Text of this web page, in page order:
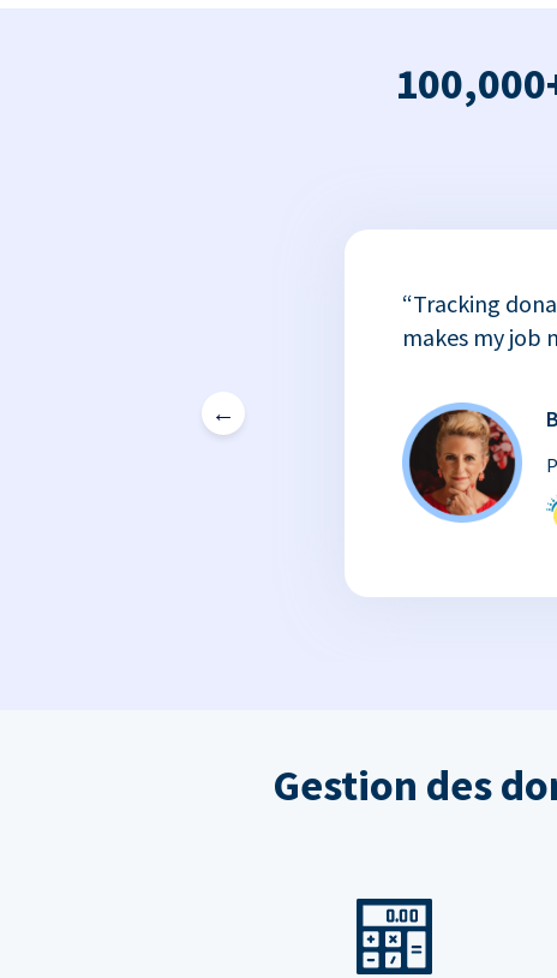
←
“Tracking
makes my job
Gestion des